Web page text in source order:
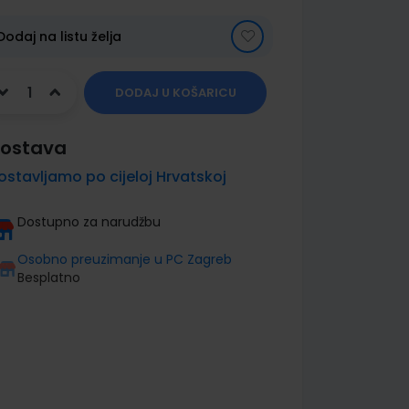
na listu želja
DODAJ U KOŠARICU
po cijeloj Hrvatskoj
Dostupno za narudžbu
Osobno preuzimanje u PC Zagreb
Besplatno